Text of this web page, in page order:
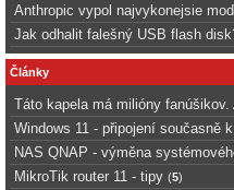
Anthropic vypol najvykonejsie
Jak odhalit falešný USB flash
Články
Táto kapela má milióny fanúšikov.
Windows 11 - připojení současně
NAS QNAP - výměna
MikroTik router 11 - tipy (5)